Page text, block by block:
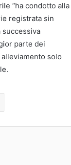
“ha condotto alla
registrata sin
successiva
parte dei
solo